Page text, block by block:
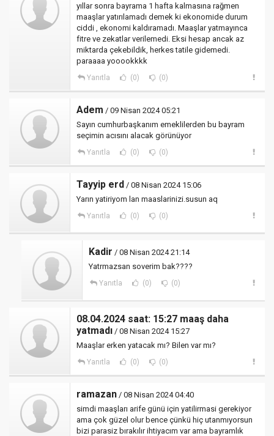
yıllar sonra bayrama 1 hafta kalmasına rağmen
maaşlar yatırılamadı demek ki ekonomide durum
ciddi , ekonomi kaldıramadı. Maaşlar yatmayınca
fitre ve zekatlar verilemedi. Eksi hesap ancak az
miktarda çekebildik, herkes tatile gidemedi.
paraaaa yooookkkk
Yanıtla (0) (0)
Adem / 09 Nisan 2024 05:21
Sayın cumhurbaşkanım emeklilerden bu bayram
seçimin acısını alacak görünüyor
Yanıtla (0) (0)
Tayyip erd / 08 Nisan 2024 15:06
Yarın yatiriyom lan maaslarinizi.susun aq
Yanıtla (0) (0)
Kadir / 08 Nisan 2024 21:14
Yatrmazsan soverim bak????
Yanıtla (0) (0)
08.04.2024 saat: 15:27 maaş daha
yatmadı / 08 Nisan 2024 15:27
Maaşlar erken yatacak mı? Bilen var mı?
Yanıtla (0) (0)
ramazan / 08 Nisan 2024 04:40
simdi maaşları arife günü için yatilirmasi gerekiyor
ama çok güzel olur bence çünkü hiç utanmıyorsun
bizi parasiz bırakılır ihtiyacım var ama bayramlık